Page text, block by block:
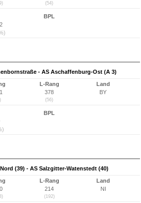
(54)
BPL
- AS Aschaffenburg-Ost (A 3)
L-Rang
378
(56)
Land
BY
BPL
(39) - AS Salzgitter-Watenstedt (40)
L-Rang
214
(192)
Land
NI